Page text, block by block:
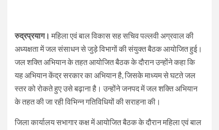
रुद्रप्रयाग। महिला एवं बाल विकास सह सचिव पल्लवी अग्रवाल की
अध्यक्षता में जल संसाधन से जुड़े विभागों की संयुक्त बैठक आयोजित हुई।
जल शक्ति अभियान के तहत आयोजित बैठक के दौरान उन्होंने कहा कि
यह अभियान केंद्र सरकार का अभियान है, जिसके माध्यम से घटते जल
स्तर को रोकते हुए उसे बढ़ाना है। उन्होंने जनपद में जल शक्ति अभियान
के तहत की जा रही विभिन्न गतिविधियों की सराहना की।
जिला कार्यालय सभागार कक्ष में आयोजित बैठक के दौरान महिला एवं बाल